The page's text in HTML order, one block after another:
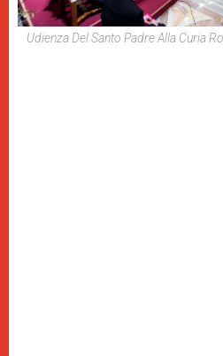
Udienza Del Santo Padre Alla Curia